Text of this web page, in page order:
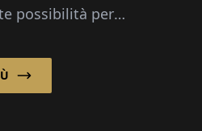
possibilità per